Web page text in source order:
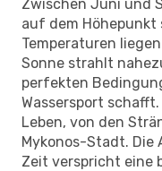
Zwischen Juni und
auf dem Höhepunkt
Temperaturen
Sonne strahlt
perfekten
Wassersport
Leben, von den
Mykonos-Stadt. Die
Zeit verspricht eine